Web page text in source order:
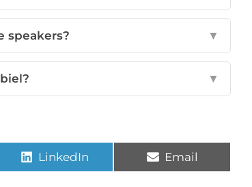
speakers? ▼
▼
LinkedIn Email